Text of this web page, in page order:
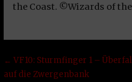
the Coast. ©Wizards of the
← VF10: Sturmfinger 1 –
auf die Zwergenbank